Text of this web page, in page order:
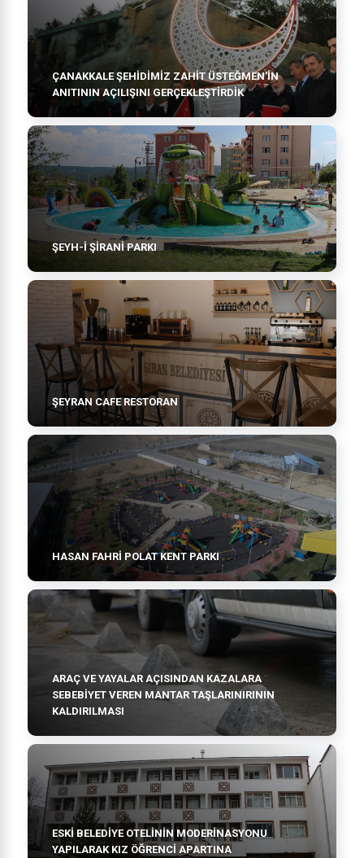
ÇANAKKALE ŞEHİDİMİZ ZAHİT ÜSTEĞMEN’İN
ANITININ AÇILIŞINI GERÇEKLEŞTİRDİK
ŞEYH-İ ŞİRANİ PARKI
ŞEYRAN CAFE RESTORAN
HASAN FAHRİ POLAT KENT PARKI
ARAÇ VE YAYALAR AÇISINDAN KAZALARA
SEBEBİYET VEREN MANTAR TAŞLARINIRININ
KALDIRILMASI
ESKİ BELEDİYE OTELİNİN MODERİNASYONU
YAPILARAK KIZ ÖĞRENCİ APARTINA